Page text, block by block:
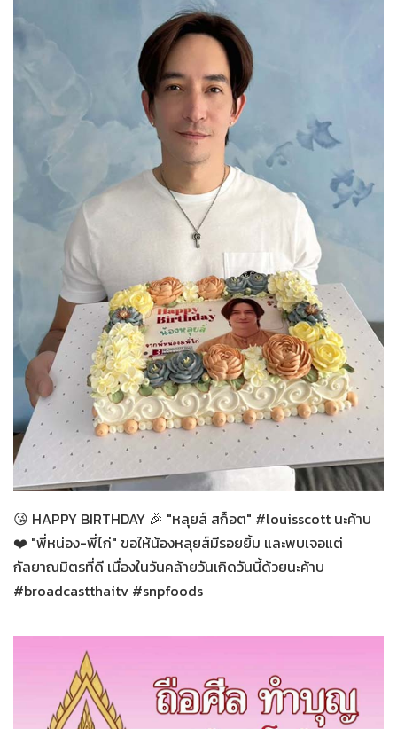
04-03-2569 ทั่วไป
😘 HAPPY BIRTHDAY 🎉 "หลุยส์ สก็อต" #louisscott นะค้าบ
❤️ "พี่หน่อง-พี่ไก่" ขอให้น้องหลุยส์มีรอยยิ้ม และพบเจอแต่
กัลยาณมิตรที่ดี เนื่องในวันคล้ายวันเกิดวันนี้ด้วยนะค้าบ
#broadcastthaitv #snpfoods